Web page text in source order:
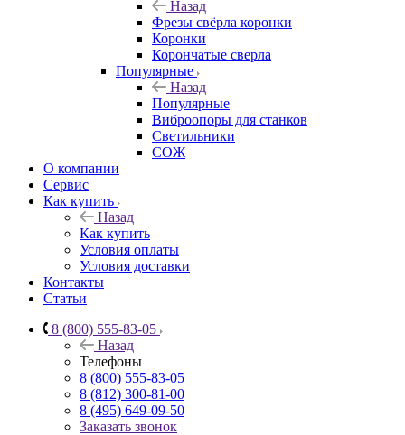
Назад
Фрезы свёрла коронки
Коронки
Корончатые сверла
Популярные
Назад
Популярные
Виброопоры для станков
Светильники
СОЖ
О компании
Сервис
Как купить
Назад
Как купить
Условия оплаты
Условия доставки
Контакты
Статьи
8 (800) 555-83-05
Назад
Телефоны
8 (800) 555-83-05
8 (812) 300-81-00
8 (495) 649-09-50
Заказать звонок